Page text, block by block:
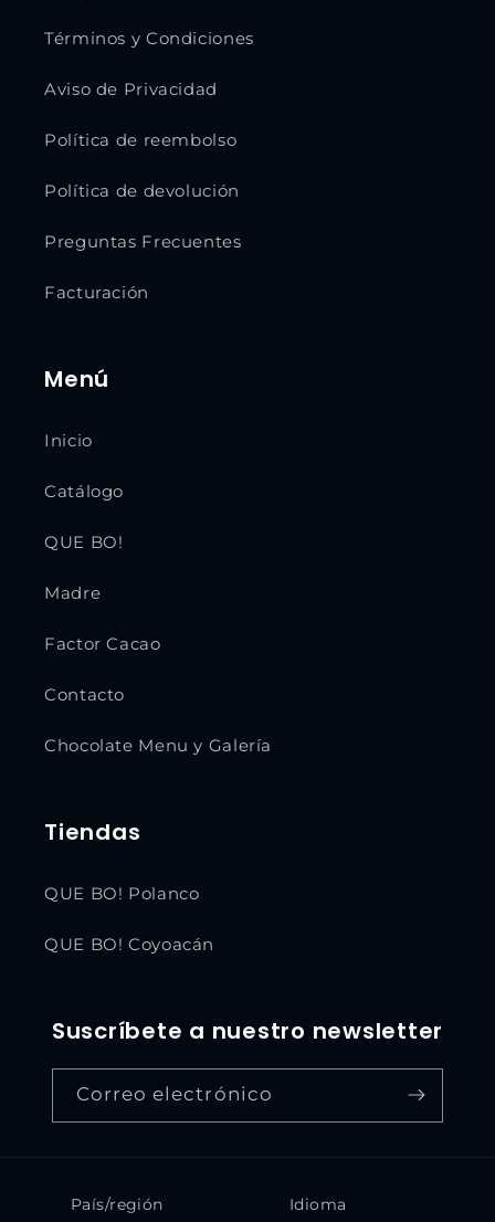
Términos y Condiciones
Aviso de Privacidad
Política de reembolso
Política de devolución
Preguntas Frecuentes
Facturación
Menú
Inicio
Catálogo
QUE BO!
Madre
Factor Cacao
Contacto
Chocolate Menu y Galería
Tiendas
QUE BO! Polanco
QUE BO! Coyoacán
Suscríbete a nuestro newsletter
Correo electrónico
País/región Idioma